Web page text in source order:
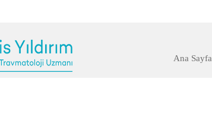
Ana Sayfa